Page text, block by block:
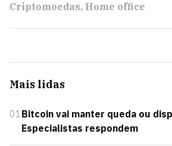
Criptomoedas Home office
Mais lidas
01Bitcoin vai manter queda ou
Especialistas respondem